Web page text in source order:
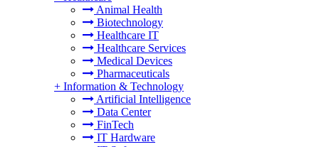
Animal Health
Biotechnology
Healthcare IT
Healthcare Services
Medical Devices
Pharmaceuticals
+ Information & Technology
Artificial Intelligence
Data Center
FinTech
IT Hardware